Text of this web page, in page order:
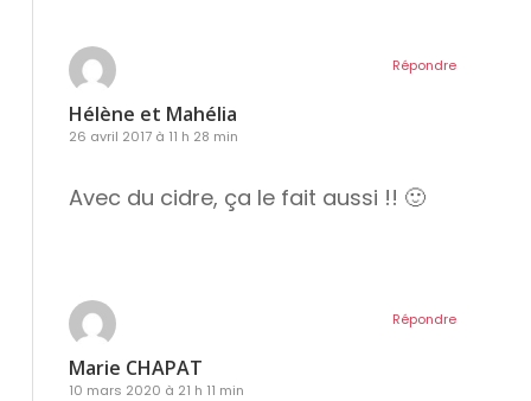
Hélène et Mahélia
26 avril 2017 à 11 h 28 min
Avec du cidre, ça le fait aussi !! 🙂
Répondre
Marie CHAPAT
10 mars 2020 à 21 h 11 min
Répondre